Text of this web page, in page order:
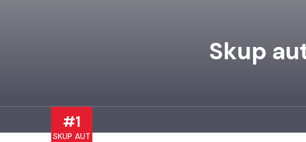
Skup
#1
SKUP AUT